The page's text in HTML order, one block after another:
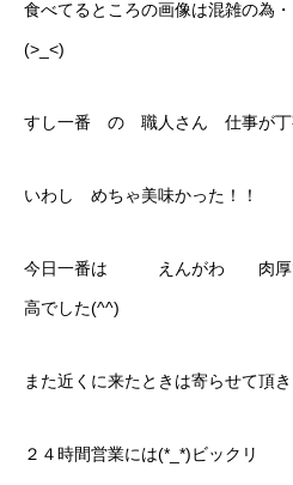
食べてるところの画像は混雑の為
(>_<)
すし一番 の 職人さん 仕事が丁
いわし めちゃ美味かった！！
今日一番は えんがわ 肉厚で
高でした(^^)
また近くに来たときは寄らせて頂
２４時間営業には(*_*)ビックリ